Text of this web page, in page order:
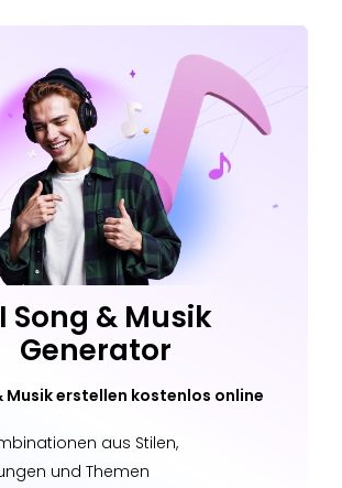
Song & Musik
Generator
Musik erstellen kostenlos online
aus Stilen,
und Themen